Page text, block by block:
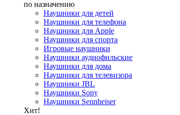
по назначению
Наушники для детей
Наушники для телефона
Наушники для Apple
Наушники для спорта
Игровые наушники
Наушники аудиофильские
Наушники для дома
Наушники для телевизора
Наушники JBL
Наушники Sony
Наушники Sennheiser
Хит!